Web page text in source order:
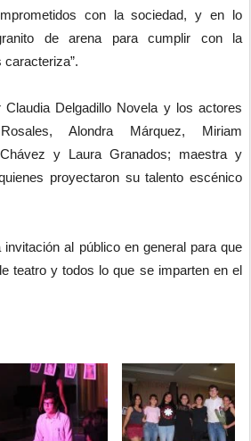
con la sociedad, y en lo
de arena para cumplir con la
caracteriza”.
Delgadillo Novela y los actores
Alondra Márquez, Miriam
y Laura Granados; maestra y
proyectaron su talento escénico
invitación al público en general para que
teatro y todos lo que se imparten en el